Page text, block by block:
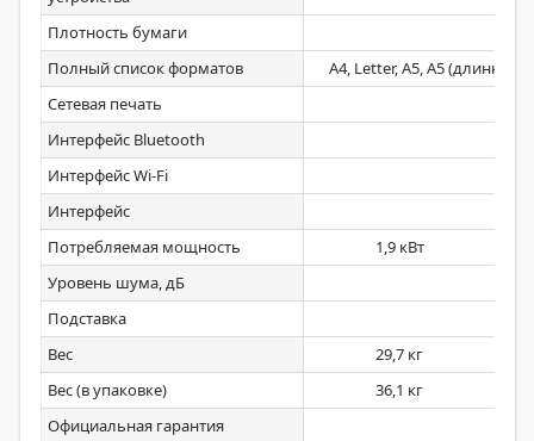
Плотность бумаги
Полный список форматов
A4, Letter, A5, A5 (длинный
Сетевая печать
Интерфейс Bluetooth
Интерфейс Wi-Fi
Интерфейс
Потребляемая мощность
1,9 кВт
Уровень шума, дБ
Подставка
Вес
29,7 кг
Вес (в упаковке)
36,1 кг
Официальная гарантия